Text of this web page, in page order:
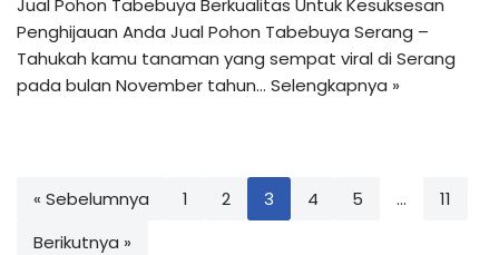
Jual Pohon Tabebuya Berkualitas Untuk Kesuksesan
Penghijauan Anda Jual Pohon Tabebuya Serang –
Tahukah kamu tanaman yang sempat viral di Serang
pada bulan November tahun… Selengkapnya »
« Sebelumnya 1 2 3 4 5 …
11
Berikutnya »